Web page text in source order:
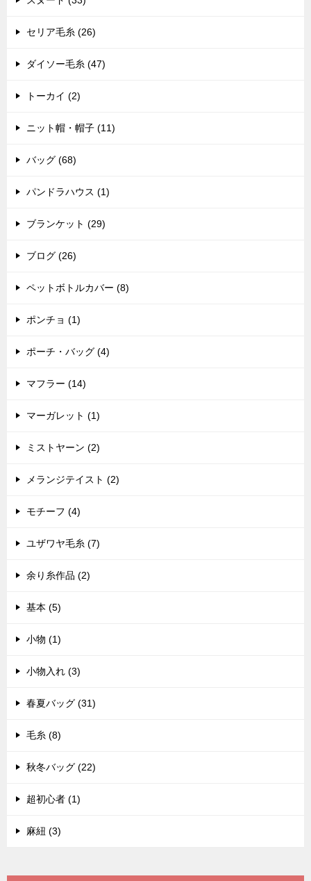
セリア毛糸 (26)
ダイソー毛糸 (47)
トーカイ (2)
ニット帽・帽子 (11)
バッグ (68)
パンドラハウス (1)
ブランケット (29)
ブログ (26)
ペットボトルカバー (8)
ポンチョ (1)
ポーチ・バッグ (4)
マフラー (14)
マーガレット (1)
ミストヤーン (2)
メランジテイスト (2)
モチーフ (4)
ユザワヤ毛糸 (7)
余り糸作品 (2)
基本 (5)
小物 (1)
小物入れ (3)
春夏バッグ (31)
毛糸 (8)
秋冬バッグ (22)
超初心者 (1)
麻紐 (3)